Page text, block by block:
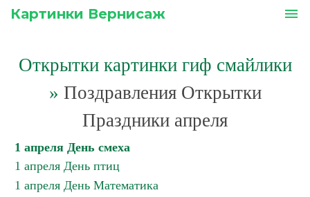
Картинки Вернисаж menu
Открытки картинки гиф смайлики
» Поздравления Открытки
Праздники апреля
1 апреля День смеха
1 апреля День птиц
1 апреля День Математика